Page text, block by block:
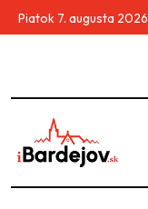
Piatok 7. augusta 2026